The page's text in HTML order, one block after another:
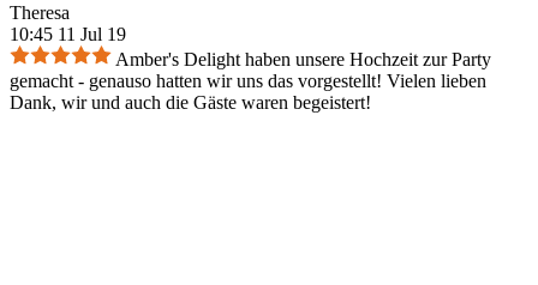
Theresa
10:45 11 Jul 19
Amber's Delight haben unsere Hochzeit zur Party
gemacht - genauso hatten wir uns das vorgestellt! Vielen lieben
Dank, wir und auch die Gäste waren begeistert!